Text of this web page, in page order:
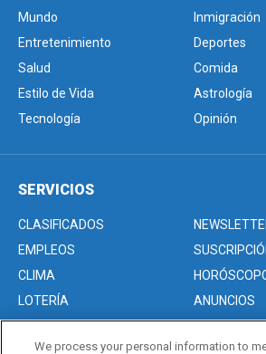
Mundo
Inmigración
Entretenimiento
Deportes
Salud
Comida
Estilo de Vida
Astrología
Tecnología
Opinión
SERVICIOS
CLASIFICADOS
EMPLEOS
CLIMA
LOTERÍA
ANUNCIOS
We process your personal information to